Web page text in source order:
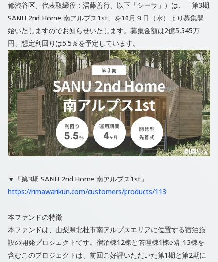
都渋⾕区、代表取締役：湯藤善⾏、以下「シーラ」）は、「第3期
SANU 2nd Home 南アルプス1st」を10月９日（水）より募集開
始いたしますのでお知らせいたします。募集金額は2億5,545万
円、想定利回りは5.5％を予定しています。
▼「第3期 SANU 2nd Home 南アルプス1st」
https://rimawarikun.com/customers/products/113
本ファンドの特徴
本ファンドは、山梨県北杜市南アルプスエリアに位置する宿泊施
設の開発プロジェクトです。宿泊棟12棟と管理棟1棟の計13棟を
含むこのプロジェクトは、前回ご好評いただいた第1期と第2期に